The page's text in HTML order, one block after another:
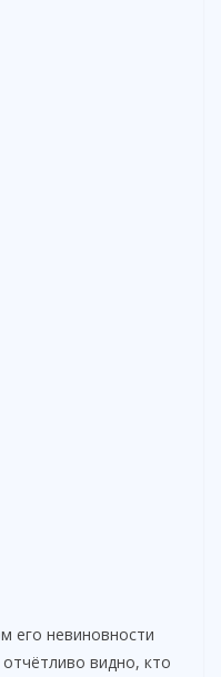
его невиновности
видно, кто